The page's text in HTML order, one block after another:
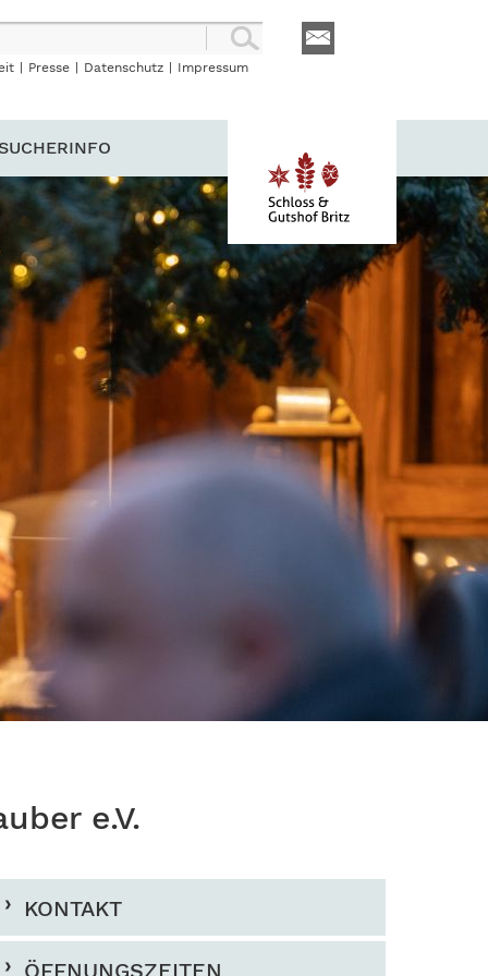
Presse Datenschutz Impressum
e.V.
KONTAKT
ÖFFNUNGSZEITEN